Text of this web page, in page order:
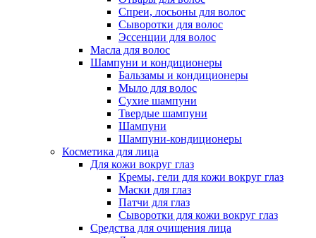
Спреи, лосьоны для волос
Сыворотки для волос
Эссенции для волос
Масла для волос
Шампуни и кондиционеры
Бальзамы и кондиционеры
Мыло для волос
Сухие шампуни
Твердые шампуни
Шампуни
Шампуни-кондиционеры
Косметика для лица
Для кожи вокруг глаз
Кремы, гели для кожи вокруг глаз
Маски для глаз
Патчи для глаз
Сыворотки для кожи вокруг глаз
Средства для очищения лица